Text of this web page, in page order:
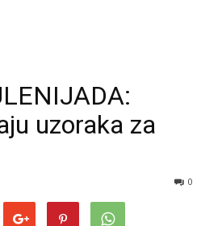
uzoraka za
0